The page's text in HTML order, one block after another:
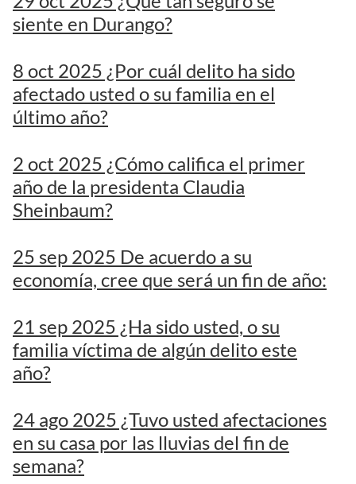
siente en Durango?
8 oct 2025 ¿Por cuál delito ha sido
afectado usted o su familia en el
último año?
2 oct 2025 ¿Cómo califica el primer
año de la presidenta Claudia
Sheinbaum?
25 sep 2025 De acuerdo a su
economía, cree que será un fin de año:
21 sep 2025 ¿Ha sido usted, o su
familia víctima de algún delito este
año?
24 ago 2025 ¿Tuvo usted afectaciones
en su casa por las lluvias del fin de
semana?